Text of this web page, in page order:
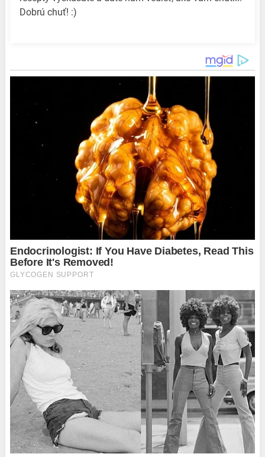
Dobrú chuť! :)